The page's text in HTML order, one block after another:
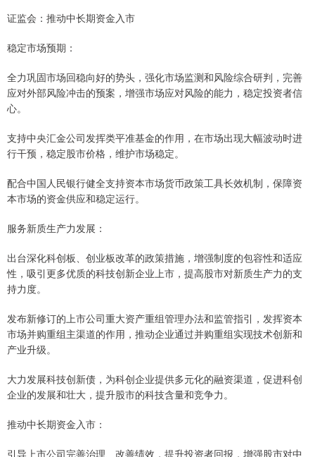
证监会：推动中长期资金入市
稳定市场预期：
全力巩固市场回稳向好的势头，强化市场监测和风险综合研判，完善
应对外部风险冲击的预案，增强市场应对风险的能力，稳定投资者信
心。
支持中央汇金公司发挥类平准基金的作用，在市场出现大幅波动时进
行干预，稳定股市价格，维护市场稳定。
配合中国人民银行健全支持资本市场货币政策工具长效机制，保障资
本市场的资金供应和稳定运行。
服务新质生产力发展：
出台深化科创板、创业板改革的政策措施，增强制度的包容性和适应
性，吸引更多优质的科技创新企业上市，提高股市对新质生产力的支
持力度。
发布新修订的上市公司重大资产重组管理办法和监管指引，发挥资本
市场并购重组主渠道的作用，推动企业通过并购重组实现技术创新和
产业升级。
大力发展科技创新债，为科创企业提供多元化的融资渠道，促进科创
企业的发展和壮大，提升股市的科技含量和竞争力。
推动中长期资金入市：
引导上市公司完善治理、改善绩效，提升投资者回报，增强股市对中